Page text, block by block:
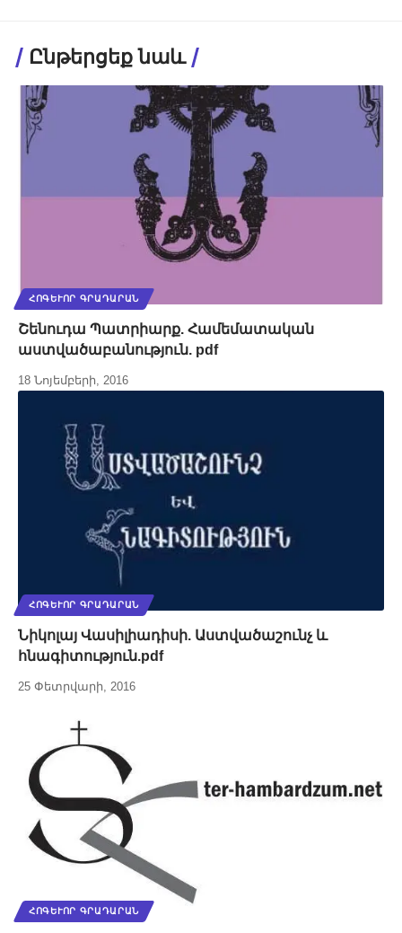
Ընթերցեք նաև
ՀՈԳԵՒՈՐ ԳՐԱԴԱՐԱՆ
Շենուդա Պատրիարք. Համեմատական
աստվածաբանություն. pdf
18 Նոյեմբերի, 2016
ՀՈԳԵՒՈՐ ԳՐԱԴԱՐԱՆ
Նիկոլայ Վասիլիադիսի. Աստվածաշունչ և
հնագիտություն.pdf
25 Փետրվարի, 2016
ՀՈԳԵՒՈՐ ԳՐԱԴԱՐԱՆ